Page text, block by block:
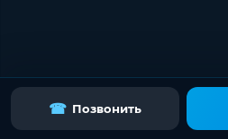
☎ Позвонить